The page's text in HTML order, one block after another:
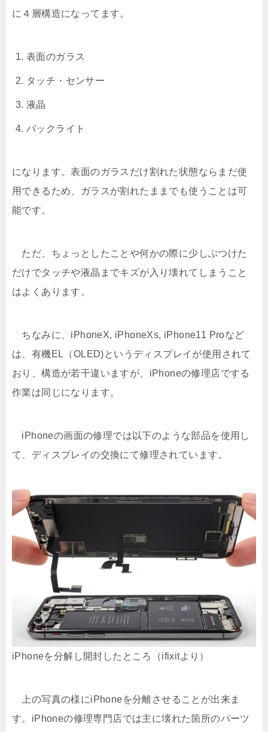
に４層構造になってます。
表面のガラス
タッチ・センサー
液晶
バックライト
になります。表面のガラスだけ割れた状態ならまだ使
用できるため、ガラスが割れたままでも使うことは可
能です。
ただ、ちょっとしたことや何かの際に少しぶつけた
だけでタッチや液晶までキズが入り壊れてしまうこと
はよくあります。
ちなみに、iPhoneX, iPhoneXs, iPhone11 Proなど
は、有機EL（OLED)というディスプレイが使用されて
おり、構造が若干違いますが、iPhoneの修理店でする
作業は同じになります。
iPhoneの画面の修理では以下のような部品を使用し
て、ディスプレイの交換にて修理されています。
iPhoneを分解し開封したところ（ifixitより）
上の写真の様にiPhoneを分離させることが出来ま
す。iPhoneの修理専門店では主に壊れた箇所のパーツ